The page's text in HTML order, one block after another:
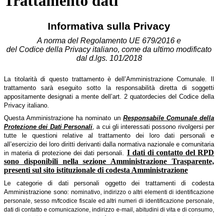
Informativa sulla Privacy
A norma del Regolamento UE 679/2016 e
del Codice della Privacy italiano, come da ultimo modificato
dal d.lgs. 101/2018
La titolarità di questo trattamento è dell’Amministrazione Comunale. Il
trattamento sarà eseguito sotto la responsabilità diretta di soggetti
appositamente designati a mente dell’art. 2 quatordecies del Codice della
Privacy italiano.
Questa Amministrazione ha nominato un Responsabile Comunale della
Protezione dei Dati Personali, a cui gli interessati possono rivolgersi per
tutte le questioni relative al trattamento dei loro dati personali e
all’esercizio dei loro diritti derivanti dalla normativa nazionale e comunitaria
in materia di protezione dei dati personali. I dati di contatto del RPD
sono disponibili nella sezione Amministrazione Trasparente,
presenti sul sito istituzionale di codesta Amministrazione
Le categorie di dati personali oggetto dei trattamenti di codesta
Amministrazione sono: nominativo, indirizzo o altri elementi di identificazione
personale, sesso m/fcodice fiscale ed altri numeri di identificazione personale,
dati di contatto e comunicazione, indirizzo e-mail, abitudini di vita e di consumo,